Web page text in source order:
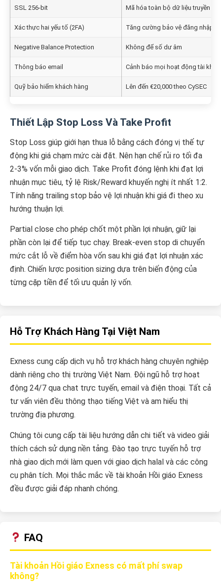
SSL 256-bit Mã hóa toàn bộ dữ liệu truyền tải
Xác thực hai yếu tố (2FA) Tăng cường bảo vệ đăng nhập
Negative Balance Protection Không để số dư âm
Thông báo email Cảnh báo mọi hoạt động tài
Quỹ bảo hiểm khách hàng Lên đến €20,000 theo CySEC
Thiết Lập Stop Loss Và Take Profit
Stop Loss giúp giới hạn thua lỗ bằng cách đóng vị thế tự
động khi giá chạm mức cài đặt. Nên hạn chế rủi ro tối đa
2-3% vốn mỗi giao dịch. Take Profit đóng lệnh khi đạt lợi
nhuận mục tiêu, tỷ lệ Risk/Reward khuyến nghị ít nhất 1:2.
Tính năng trailing stop bảo vệ lợi nhuận khi giá đi theo xu
hướng thuận lợi.
Partial close cho phép chốt một phần lợi nhuận, giữ lại
phần còn lại để tiếp tục chạy. Break-even stop di chuyển
mức cắt lỗ về điểm hòa vốn sau khi giá đạt lợi nhuận xác
định. Chiến lược position sizing dựa trên biến động của
từng cặp tiền để tối ưu quản lý vốn.
Hỗ Trợ Khách Hàng Tại Việt Nam
Exness cung cấp dịch vụ hỗ trợ khách hàng chuyên nghiệp
dành riêng cho thị trường Việt Nam. Đội ngũ hỗ trợ hoạt
động 24/7 qua chat trực tuyến, email và điện thoại. Tất cả
tư vấn viên đều thông thạo tiếng Việt và am hiểu thị
trường địa phương.
Chúng tôi cung cấp tài liệu hướng dẫn chi tiết và video giải
thích cách sử dụng nền tảng. Đào tạo trực tuyến hỗ trợ
nhà giao dịch mới làm quen với giao dịch halal và các công
cụ phân tích. Mọi thắc mắc về tài khoản Hồi giáo Exness
đều được giải đáp nhanh chóng.
FAQ
Tài khoản Hồi giáo Exness có mất phí swap
không?